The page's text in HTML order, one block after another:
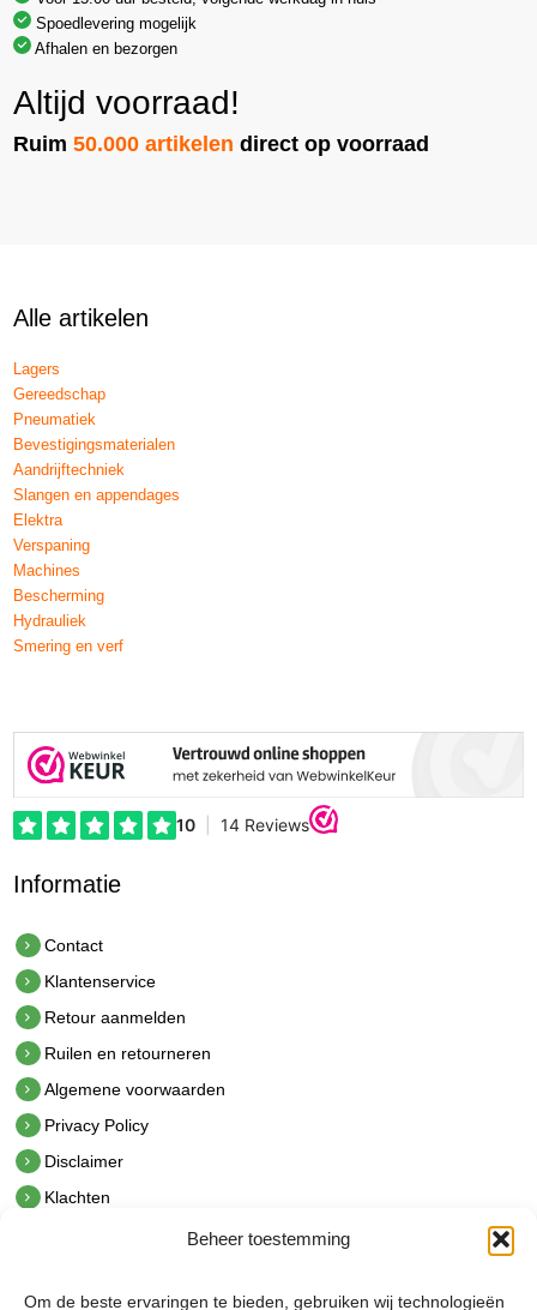
Beheer toestemming
Om de beste ervaringen te bieden, gebruiken wij technologieën
Spoedlevering mogelijk
Afhalen en bezorgen
Altijd voorraad!
Ruim50.000 artikelen direct op voorraad
Alle artikelen
Lagers
Gereedschap
Pneumatiek
Bevestigingsmaterialen
Aandrijftechniek
Slangen en appendages
Elektra
Verspaning
Machines
Bescherming
Hydrauliek
Smering en verf
Informatie
Contact
Klantenservice
Retour aanmelden
Ruilen en retourneren
Algemene voorwaarden
Privacy Policy
Disclaimer
Klachten
hetindustriehuis B.V.